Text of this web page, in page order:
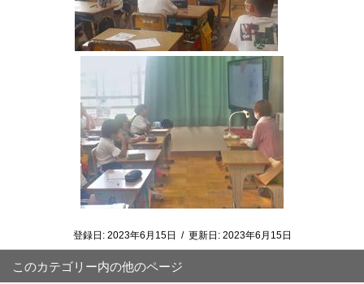
登録日: 2023年6月15日 / 更新日: 2023年6月15日
このカテゴリー内の他のページ